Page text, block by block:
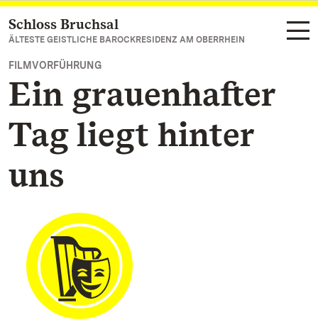
Zum Hauptinhalt springen
Schloss Bruchsal
ÄLTESTE GEISTLICHE BAROCKRESIDENZ AM OBERRHEIN
FILMVORFÜHRUNG
Ein grauenhafter
Tag liegt hinter
uns